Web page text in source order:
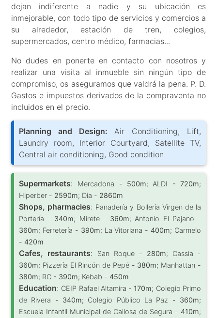
dejan indiferente a nadie y su ubicación es
inmejorable, con todo tipo de servicios y comercios a
su alrededor, estación de tren, colegios,
supermercados, centro médico, farmacias...
No dudes en ponerte en contacto con nosotros y
realizar una visita al inmueble sin ningún tipo de
compromiso, os aseguramos que valdrá la pena. P. D.
Gastos e impuestos derivados de la compraventa no
incluidos en el precio.
Planning and Design: Air Conditioning, Lift,
Laundry room, Interior Courtyard, Satellite TV,
Central air conditioning, Good condition
Supermarkets: Mercadona - 500m; ALDI -720m;
Hiperber - 2590m; Dia - 2860m
Shops, pharmacies: Panadería y Bollería Virgen de la
Portería - 340m; Mirete - 360m; Antonio El Pajano -
360m; Ferretería - 390m; La Vitoriana -400m; Carmelo
- 420m
Cafes, restaurants: San Roque - 280m; Cassia -
360m; Pizzería El Rincón de Pepé - 380m; Manhattan -
380m; RC - 390m; Kebab - 450m
Education: CEIP Rafael Altamira - 170m; Colegio Primo
de Rivera - 340m; Colegio Público La Paz - 360m;
Escuela Infantil Municipal de Callosa de Segura - 410m;